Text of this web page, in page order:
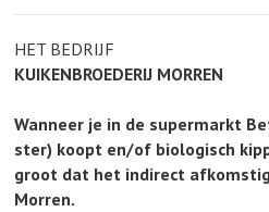
HET BEDRIJF
KUIKENBROEDERIJ MORREN
Wanneer je in de supermarkt
ster) koopt en/of biologisch
groot dat het indirect
Morren.